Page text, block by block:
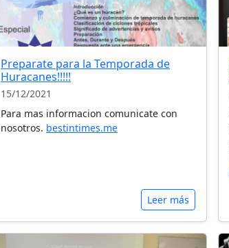
Preparate para la Temporada de
Huracanes!!!!!
15/12/2021
Para mas informacion comunicate con
nosotros. bestintimes.me
Leer más